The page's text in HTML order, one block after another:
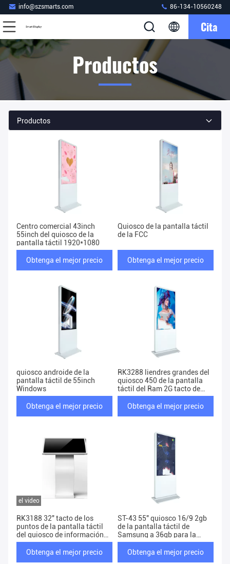
info@szsmarts.com 86-134-10560248
Cita
Productos
Productos
Centro comercial 43inch
55inch del quiosco de la
pantalla táctil 1920*1080
Obtenga el mejor precio
Quiosco de la pantalla táctil
de la FCC
Obtenga el mejor precio
quiosco androide de la
pantalla táctil de 55inch
Windows
Obtenga el mejor precio
RK3288 liendres grandes del
quiosco 450 de la pantalla
táctil del Ram 2G tacto de
60.000.000 puntos
Obtenga el mejor precio
el video
RK3188 32" tacto de los
puntos de la pantalla táctil
del quiosco de información
del LCD H8110
Obtenga el mejor precio
ST-43 55" quiosco 16/9 2gb
de la pantalla táctil de
Samsung a 36gb para la
capacidad
Obtenga el mejor precio